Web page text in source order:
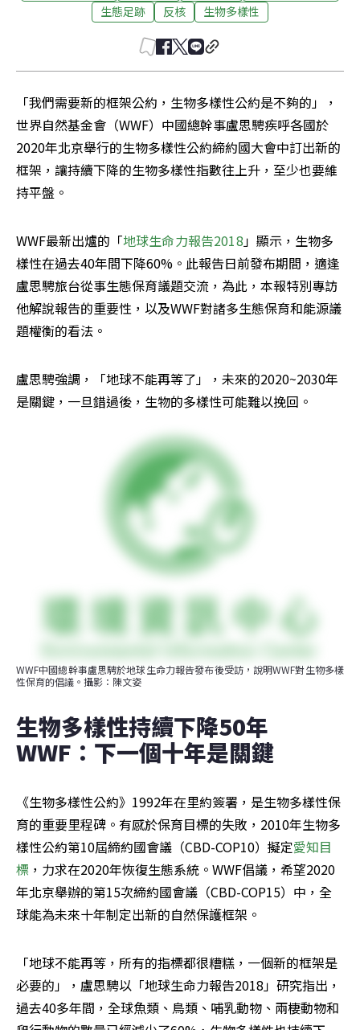
生態足跡
反核 生物多樣性
「我們需要新的框架公約，生物多樣性公約是不夠的」，
世界自然基金會（WWF）中國總幹事盧思騁疾呼各國於
2020年北京舉行的生物多樣性公約締約國大會中訂出新的
框架，讓持續下降的生物多樣性指數往上升，至少也要維
持平盤。
WWF最新出爐的「地球生命力報告2018 」顯示，生物多
樣性在過去40年間下降60%。此報告日前發布期間，適逢
盧思騁旅台從事生態保育議題交流，為此，本報特別專訪
他解說報告的重要性，以及WWF對諸多生態保育和能源議
題權衡的看法。
盧思騁強調，「地球不能再等了」，未來的2020~2030年
是關鍵，一旦錯過後，生物的多樣性可能難以挽回。
WWF中國總幹事盧思騁於地球生命力報告發布後受訪，說明WWF對生物多樣
性保育的倡議。攝影：陳文姿
生物多樣性持續下降50年
WWF：下一個十年是關鍵
《生物多樣性公約》1992年在里約簽署，是生物多樣性保
育的重要里程碑。有感於保育目標的失敗，2010年生物多
樣性公約第10屆締約國會議（CBD-COP10）擬定愛知目
標 ，力求在2020年恢復生態系統。WWF倡議，希望2020
年北京舉辦的第15次締約國會議（CBD-COP15）中，全
球能為未來十年制定出新的自然保護框架。
「地球不能再等，所有的指標都很糟糕，一個新的框架是
必要的」，盧思騁以「地球生命力報告2018」研究指出，
過去40多年間，全球魚類、鳥類、哺乳動物、兩棲動物和